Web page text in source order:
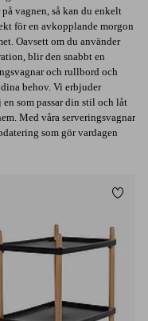
vagnen, så kan du enkelt
för en avkopplande morgon
Oavsett om du använder
blir den snabbt en
och rullbord och
behov. Vi erbjuder
som passar din stil och låt
Med våra serveringsvagnar
som gör vardagen
Lägg